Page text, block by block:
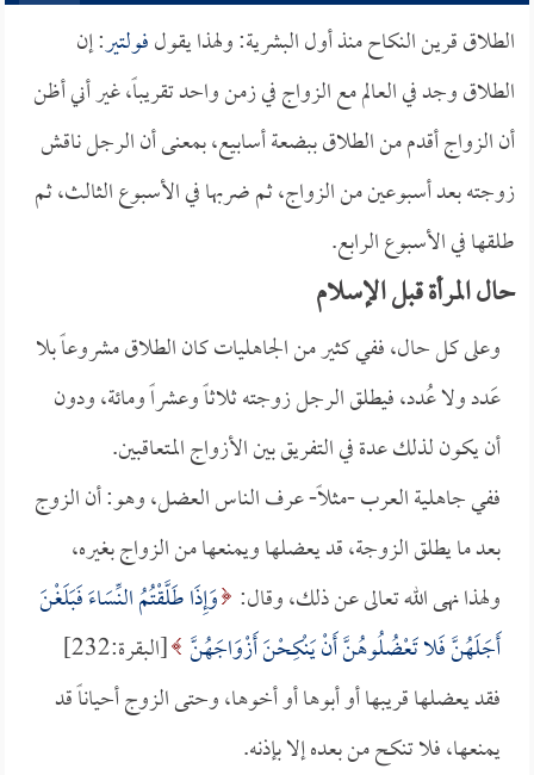
الطلاق قرين النكاح منذ أول البشرية: ولهذا يقولفولتير: إن
الطلاق وجد في العالم مع الزواج في زمن واحد تقريباً، غير أني أظن
أن الزواج أقدم من الطلاق ببضعة أسابيع، بمعنى أن الرجل ناقش
زوجته بعد أسبوعين من الزواج، ثم ضربها في الأسبوع الثالث، ثم
طلقها في الأسبوع الرابع.
حال المرأة قبل الإسلام
وعلى كل حال، ففي كثير من الجاهليات كان الطلاق مشروعاً بلا
عَدد ولا عُدد، فيطلق الرجل زوجته ثلاثاً وعشراً ومائة، ودون
أن يكون لذلك عدة في التفريق بين الأزواج المتعاقبين.
ففي جاهلية العرب -مثلاً- عرف الناس العضل، وهو: أن الزوج
بعد ما يطلق الزوجة، قد يعضلها ويمنعها من الزواج بغيره،
ولهذا نهى الله تعالى عن ذلك، وقال: وَإِذَا طَلَّقْتُمُ النِّسَاءَ فَبَلَغْنَ
أَجَلَهُنَّ فَلا تَعْضُلُوهُنَّ أَنْ يَنْكِحْنَ أَزْوَاجَهُنَّ
[البقرة:232]
فقد يعضلها قريبها أو أبوها أو أخوها، وحتى الزوج أحياناً قد
يمنعها، فلا تنكح من بعده إلا بإذنه.